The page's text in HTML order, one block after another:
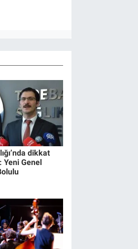
dikkat
Genel